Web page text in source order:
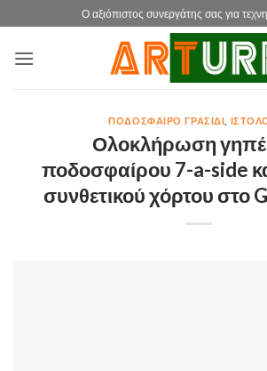
στο
περιεχόμενο
Ο αξιόπιστος συνεργάτης σας για
ΠΟΔΌΣΦΑΙΡΟ ΓΡΑΣΊΔΙ
Ολοκλήρωση
ποδοσφαίρου 7-a-side
συνθετικού χόρτου στο